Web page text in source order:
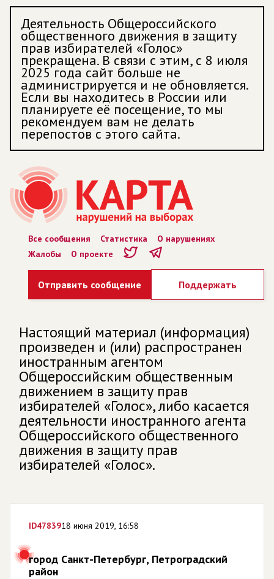
Деятельность Общероссийского
общественного движения в защиту
прав избирателей «Голос»
прекращена. В связи с этим, с 8 июля
2025 года сайт больше не
администрируется и не обновляется.
Если вы находитесь в России или
планируете её посещение, то мы
рекомендуем вам не делать
перепостов с этого сайта.
Все сообщения Статистика
О нарушениях
Жалобы
О проекте
Отправить сообщение Поддержать
Настоящий материал (информация)
произведен и (или) распространен
иностранным агентом
Общероссийским общественным
движением в защиту прав
избирателей «Голос», либо касается
деятельности иностранного агента
Общероссийского общественного
движения в защиту прав
избирателей «Голос».
ID4783918 июня 2019, 16:58
город Санкт-Петербург, Петроградский
район